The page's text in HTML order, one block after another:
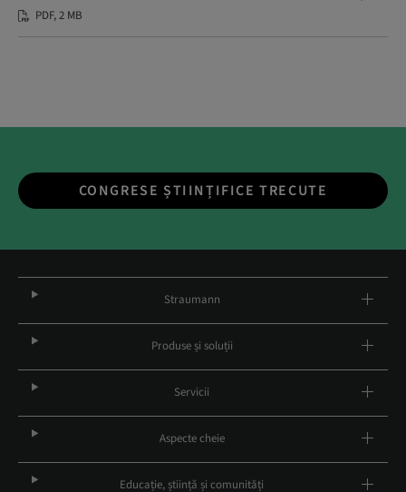
PDF, 2 MB
CONGRESE ȘTIINȚIFICE TRECUTE
Straumann
Produse și soluții
Servicii
Aspecte cheie
Educație, știință și comunități